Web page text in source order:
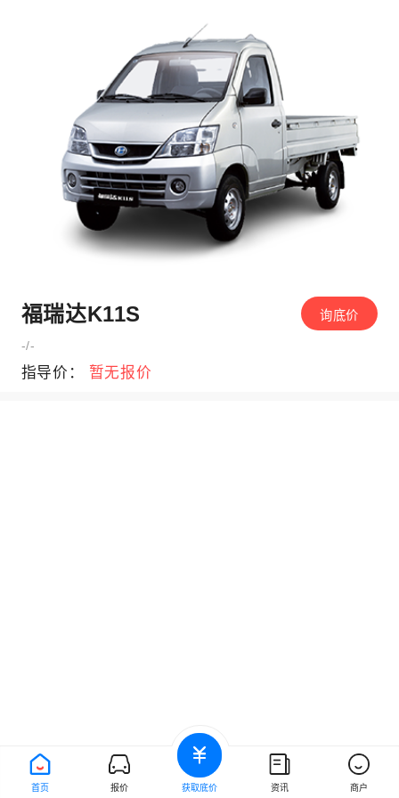
福瑞达K11S
-/-
指导价： 暂无报价
询底价
首页 报价 获取底价 资讯 商户